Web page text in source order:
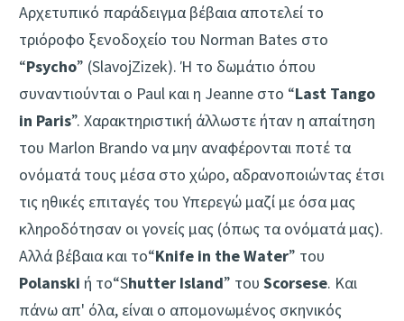
Αρχετυπικό παράδειγμα βέβαια αποτελεί το
τριόροφο ξενοδοχείο του Norman Bates στο
“Psycho” (SlavojZizek). Ή το δωμάτιο όπου
συναντιούνται ο Paul και η Jeanne στο “Last Tango
in Paris”. Χαρακτηριστική άλλωστε ήταν η απαίτηση
του Marlon Brando να μην αναφέρονται ποτέ τα
ονόματά τους μέσα στο χώρο, αδρανοποιώντας έτσι
τις ηθικές επιταγές του Υπερεγώ μαζί με όσα μας
κληροδότησαν οι γονείς μας (όπως τα ονόματά μας).
Αλλά βέβαια και το“Knife in the Water” του
Polanski ή το“Shutter Island” του Scorsese. Και
πάνω απ' όλα, είναι ο απομονωμένος σκηνικός